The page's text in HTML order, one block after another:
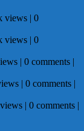
views | 0
views | 0
| 0 comments |
| 0 comments |
| 0 comments |